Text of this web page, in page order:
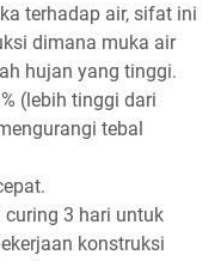
terhadap air, sifat ini
dimana muka air
hujan yang tinggi.
(lebih tinggi dari
tebal
3 hari untuk
konstruksi